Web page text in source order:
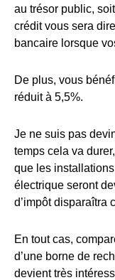
au trésor public,
crédit vous sera
bancaire lorsque
De plus, vous
réduit à 5,5%.
Je ne suis pas
temps cela va
que les
électrique seront
d’impôt disparaîtra
En tout cas,
d’une borne de
devient très